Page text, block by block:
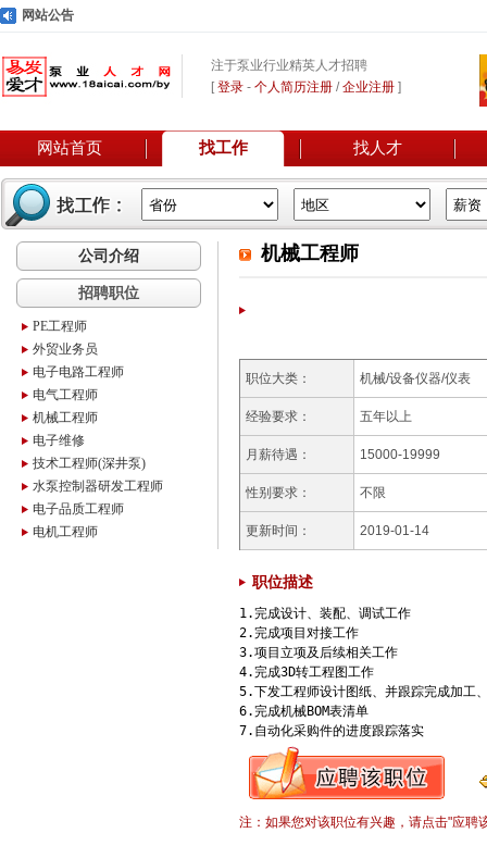
网站公告
注于泵业行业精英人才招聘
[登录 - 个人简历注册 /企业注册 ]
网站首页 找工作 找人才
公司介绍
招聘职位
PE工程师
外贸业务员
电子电路工程师
电气工程师
机械工程师
电子维修
技术工程师(深井泵)
水泵控制器研发工程师
电子品质工程师
电机工程师
机械工程师
职位大类： 机械/设备仪器/仪表
经验要求： 五年以上
月薪待遇： 15000-19999
性别要求： 不限
更新时间： 2019-01-14
职位描述
1.完成设计、装配、调试工作
2.完成项目对接工作
3.项目立项及后续相关工作
4.完成3D转工程图工作
5.下发工程师设计图纸、并跟踪完成加工
6.完成机械BOM表清单
注：如果您对该职位有兴趣，请点击"应聘